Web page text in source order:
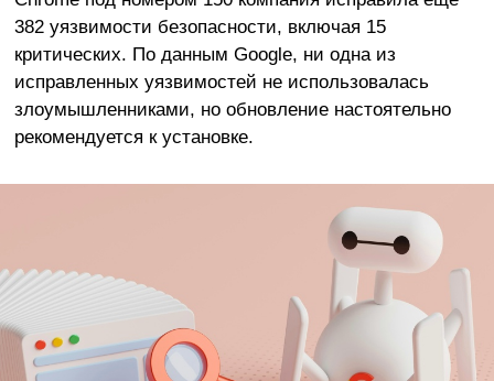
382 уязвимости безопасности, включая 15
критических. По данным Google, ни одна из
исправленных уязвимостей не использовалась
злоумышленниками, но обновление настоятельно
рекомендуется к установке.